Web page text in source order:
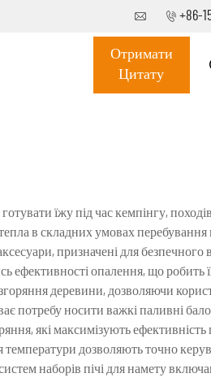
+86-
Отримати
Цитату
їжу під час кемпінгу,
в складних умовах перебування
призначені для безпечного
ефективності опалення, що робить
деревини, дозволяючи
потребу носити важкі паливні
які максимізують ефективність
дозволяють точно
наборів пічі для намету